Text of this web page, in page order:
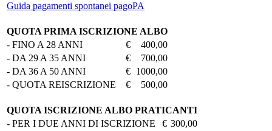
Guida pagamenti spontanei pagoPA
QUOTA PRIMA ISCRIZIONE ALBO
- FINO A 28 ANNI
€
400,00
- DA 29 A 35 ANNI
€
700,00
- DA 36 A 50 ANNI
€ 1000,00
- QUOTA REISCRIZIONE
€ 500,00
QUOTA ISCRIZIONE ALBO PRATICANTI
- PER I DUE ANNI DI ISCRIZIONE
€ 300,00